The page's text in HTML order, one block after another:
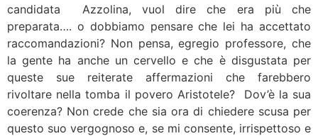
candidata Azzolina, vuol dire che era più che
preparata…. o dobbiamo pensare che lei ha accettato
raccomandazioni? Non pensa, egregio professore, che
la gente ha anche un cervello e che è disgustata per
queste sue reiterate affermazioni che farebbero
rivoltare nella tomba il povero Aristotele? Dov’è la sua
coerenza? Non crede che sia ora di chiedere scusa per
questo suo vergognoso e, se mi consente, irrispettoso e